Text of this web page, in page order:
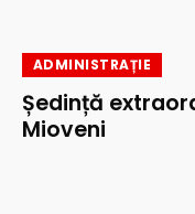
ADMINISTRAȚIE
Ședință
Mioveni